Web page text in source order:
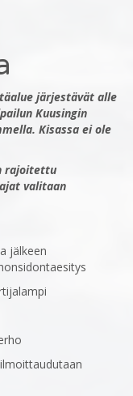
järjestävät alle
Kuusingin
Kisassa ei ole
rajoitettu
valitaan
jälkeen